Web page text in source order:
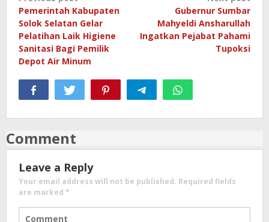
navigation
Pemerintah Kabupaten
Solok Selatan Gelar
Pelatihan Laik Higiene
Sanitasi Bagi Pemilik
Depot Air Minum
Gubernur Sumbar
Mahyeldi Ansharullah
Ingatkan Pejabat Pahami
Tupoksi
Comment
Leave a Reply
Your email address will not be published. Required fields
are marked *